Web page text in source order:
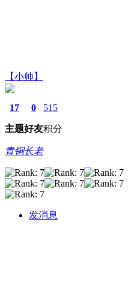
【小帅】
17
主题
0
好友
515
积分
青铜长老
发消息